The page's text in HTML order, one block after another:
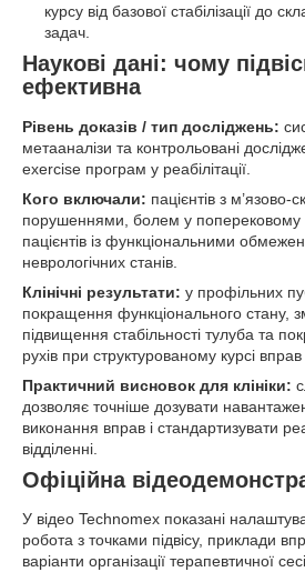
курсу від базової стабілізації до
задач.
Наукові дані: чому
ефективна
Рівень доказів / тип досліджень:
метааналізи та контрольовані
exercise програм у реабілітації.
Кого включали: пацієнтів з м’язово-
порушеннями, болем у поперековому
пацієнтів із функціональними
неврологічних станів.
Клінічні результати: у профільних
покращення функціонального стану,
підвищення стабільності тулуба та
рухів при структурованому курсі вправ у
Практичний висновок для клініки:
дозволяє точніше дозувати
виконання вправ і стандартизувати
відділенні.
Офіційна
У відео Technomex показані
робота з точками підвісу, приклади
варіанти організації терапевтичної